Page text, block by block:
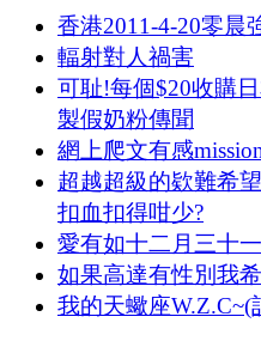
香港2011-4-20零晨
輻射對人禍害
可耻!每個$20收購
製假奶粉傳聞
網上爬文有感
超越超級的欵難希
扣血扣得咁少?
愛有如十二月三十
如果高達有性別我
我的天蠍座W.Z.C~(